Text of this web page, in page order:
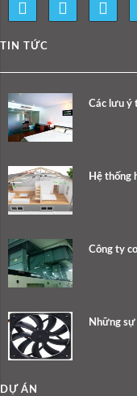
TIN TỨC
Các lưu ý
Hệ thống
Công ty
Những
DỰ ÁN